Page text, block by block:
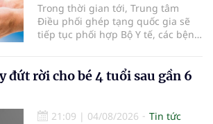
Trong thời gian tới, Trung tâm
Điều phối ghép tạng quốc gia sẽ
tiếp tục phối hợp Bộ Y tế, các bệnh
cường truyền thông, hoàn thiện
quy trình chuyên môn và hệ thống
hiến và ghép mô tạng.
đứt rời cho bé 4 tuổi sau gần 6
21:09 | 04/08/2026
Tin tức